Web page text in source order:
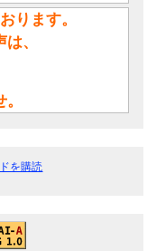
ります。
、
を購読